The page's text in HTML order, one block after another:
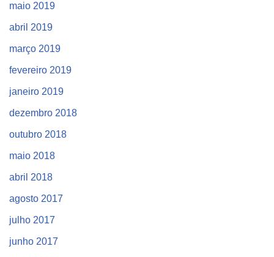
maio 2019
abril 2019
março 2019
fevereiro 2019
janeiro 2019
dezembro 2018
outubro 2018
maio 2018
abril 2018
agosto 2017
julho 2017
junho 2017